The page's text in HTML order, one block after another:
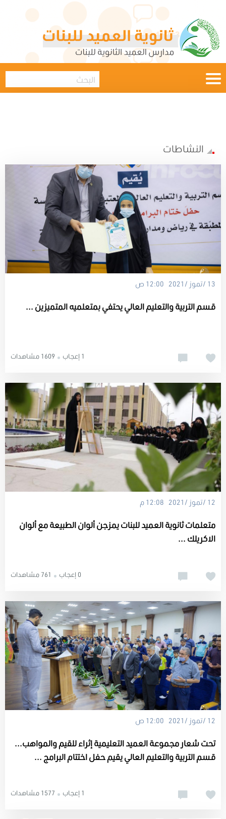
النشاطات
13 /تموز /2021 12:00 ص
قسم التربية والتعليم العالي يحتفي بمتعلميه المتميزين ...
1609 مشاهدات 1 إعجاب
12 /تموز /2021 12:08 م
متعلمات ثانوية العميد للبنات يمزجن ألوان الطبيعة مع ألوان
الاكريلك ...
761 مشاهدات 0 إعجاب
12 /تموز /2021 12:00 ص
تحت شعار مجموعة العميد التعليمية إثراء للقيم والمواهب...
قسم التربية والتعليم العالي يقيم حفل اختتام البرامج ...
1577 مشاهدات 1 إعجاب